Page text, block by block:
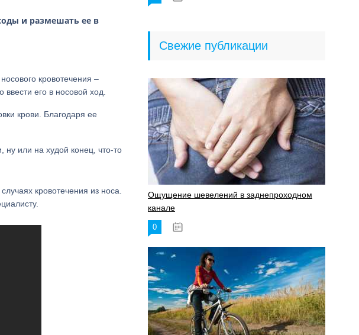
и размешать ее в
кровотечения –
ввести его в носовой ход.
крови. Благодаря ее
ну или на худой конец, что-то
кровотечения из носа.
Свежие публикации
Ощущение шевелений в заднепроходном
канале
0